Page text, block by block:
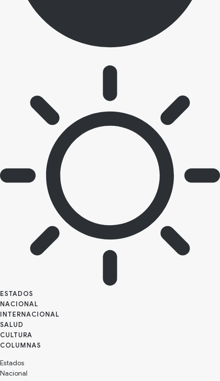
ESTADOS
NACIONAL
INTERNACIONAL
SALUD
CULTURA
Estados
Nacional